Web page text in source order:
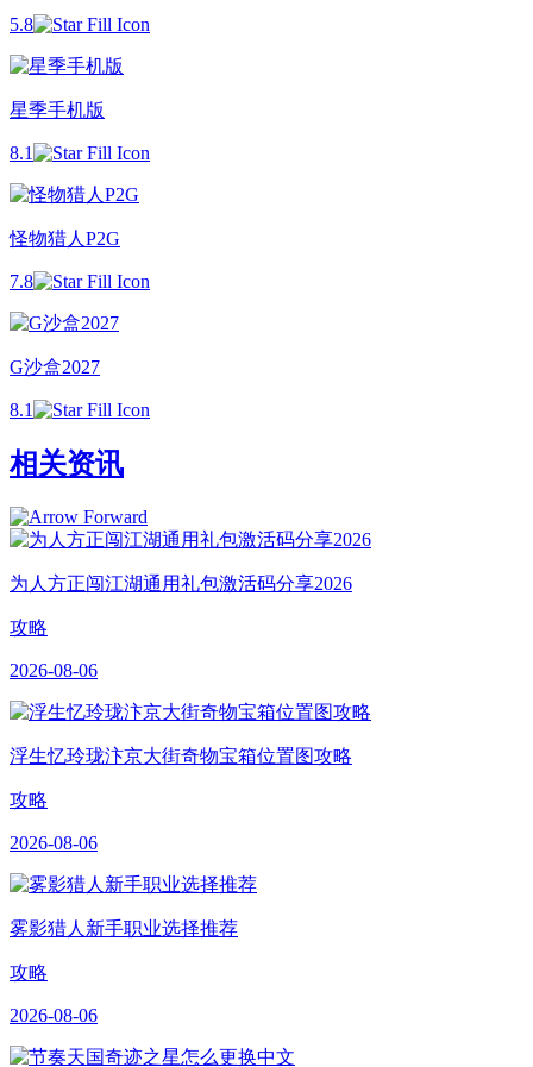
5.8
星季手机版
8.1
怪物猎人P2G
7.8
G沙盒2027
8.1
相关资讯
为人方正闯江湖通用礼包激活码分享2026
攻略
2026-08-06
浮生忆玲珑汴京大街奇物宝箱位置图攻略
攻略
2026-08-06
雾影猎人新手职业选择推荐
攻略
2026-08-06